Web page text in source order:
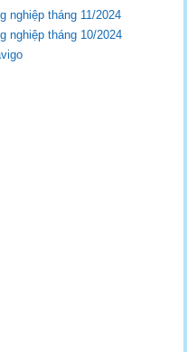
nghiệp tháng 11/2024
nghiệp tháng 10/2024